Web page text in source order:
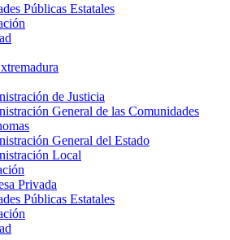
Públicas Estatales
de Justicia
General de las Comunidades
General del Estado
Local
Privada
Públicas Estatales